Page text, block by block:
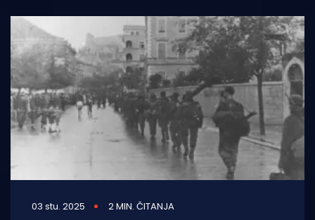
03 stu. 2025 2 MIN. ČITANJA